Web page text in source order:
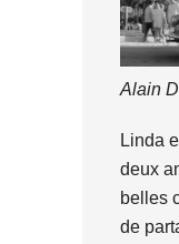
Alain
Linda
deux
belles
de